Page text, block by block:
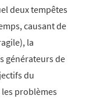
deux tempêtes
causant de
la
générateurs de
du
problèmes